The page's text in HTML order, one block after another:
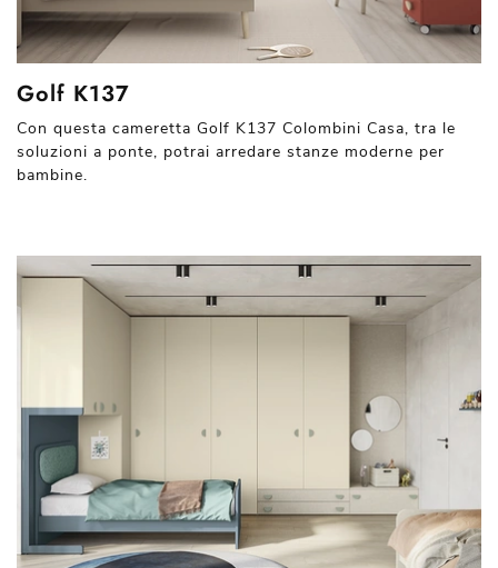
Golf K137
Con questa cameretta Golf K137 Colombini Casa, tra le
soluzioni a ponte, potrai arredare stanze moderne per
bambine.